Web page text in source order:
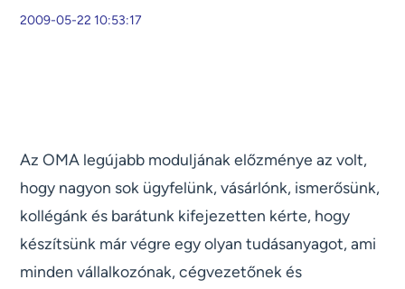
2009-05-22 10:53:17
Az OMA legújabb moduljának előzménye az volt,
hogy nagyon sok ügyfelünk, vásárlónk, ismerősünk,
kollégánk és barátunk kifejezetten kérte, hogy
készítsünk már végre egy olyan tudásanyagot, ami
minden vállalkozónak, cégvezetőnek és